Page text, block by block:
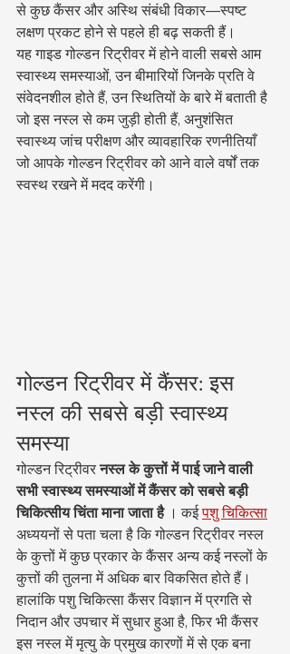
से कुछ कैंसर और अस्थि संबंधी विकार—स्पष्ट
लक्षण प्रकट होने से पहले ही बढ़ सकती हैं।
यह गाइड गोल्डन रिट्रीवर में होने वाली सबसे आम
स्वास्थ्य समस्याओं, उन बीमारियों जिनके प्रति वे
संवेदनशील होते हैं, उन स्थितियों के बारे में बताती है
जो इस नस्ल से कम जुड़ी होती हैं, अनुशंसित
स्वास्थ्य जांच परीक्षण और व्यावहारिक रणनीतियाँ
जो आपके गोल्डन रिट्रीवर को आने वाले वर्षों तक
स्वस्थ रखने में मदद करेंगी।
गोल्डन रिट्रीवर में कैंसर: इस
नस्ल की सबसे बड़ी स्वास्थ्य
समस्या
गोल्डन रिट्रीवर नस्ल के कुत्तों में पाई जाने वाली
सभी स्वास्थ्य समस्याओं में कैंसर को सबसे बड़ी
चिकित्सीय चिंता माना जाता है । कई पशु चिकित्सा
अध्ययनों से पता चला है कि गोल्डन रिट्रीवर नस्ल
के कुत्तों में कुछ प्रकार के कैंसर अन्य कई नस्लों के
कुत्तों की तुलना में अधिक बार विकसित होते हैं।
हालांकि पशु चिकित्सा कैंसर विज्ञान में प्रगति से
निदान और उपचार में सुधार हुआ है, फिर भी कैंसर
इस नस्ल में मृत्यु के प्रमुख कारणों में से एक बना